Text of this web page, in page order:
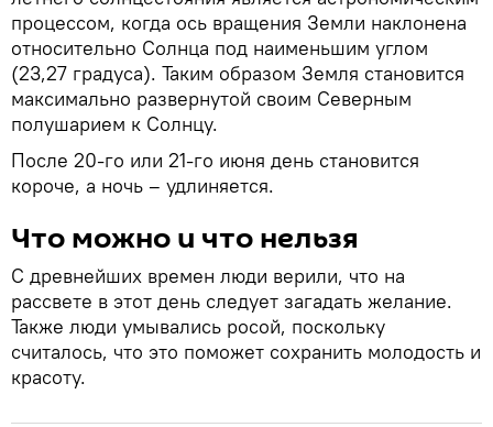
процессом, когда ось вращения Земли наклонена
относительно Солнца под наименьшим углом
(23,27 градуса). Таким образом Земля становится
максимально развернутой своим Северным
полушарием к Солнцу.
После 20-го или 21-го июня день становится
короче, а ночь – удлиняется.
Что можно и что нельзя
С древнейших времен люди верили, что на
рассвете в этот день следует загадать желание.
Также люди умывались росой, поскольку
считалось, что это поможет сохранить молодость и
красоту.